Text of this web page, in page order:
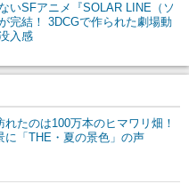
いSFアニメ『SOLAR LINE（ソ
完結！ 3DCGで作られた劇場動
入感
れたのは100万本のヒマワリ畑！
に「THE・夏の景色」の声